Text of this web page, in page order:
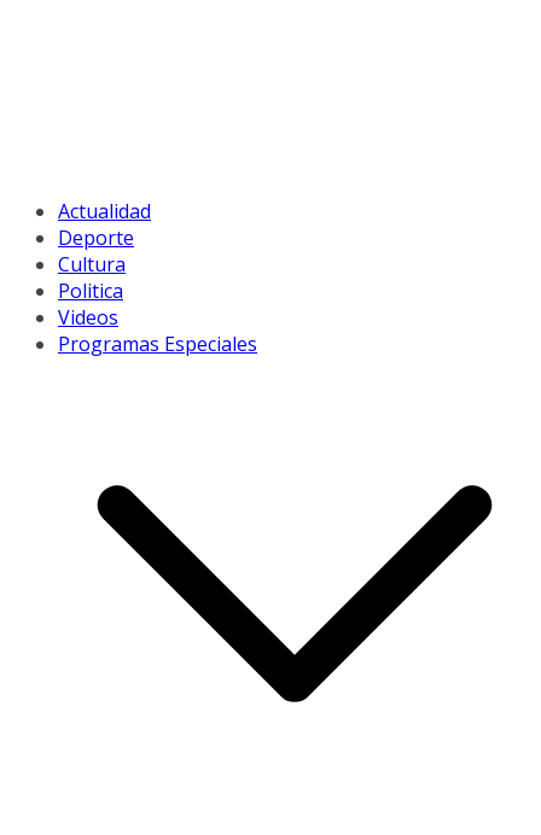
Actualidad
Deporte
Cultura
Politica
Videos
Programas Especiales